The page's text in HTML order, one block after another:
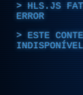
HLS.JS
ERROR
ESTE
INDISPONÍVEL